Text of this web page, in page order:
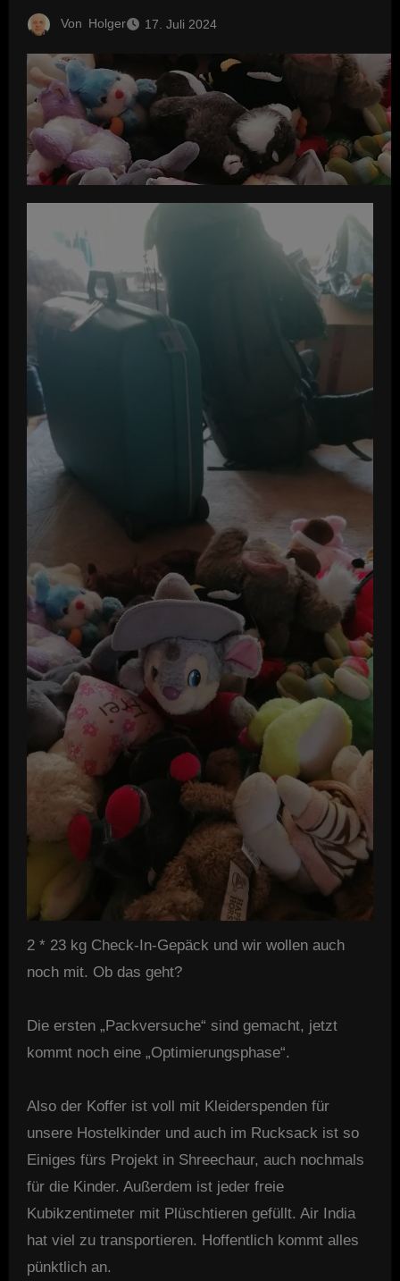
Von Holger 17. Juli 2024
2 * 23 kg Check-In-Gepäck und wir wollen auch
noch mit. Ob das geht?
Die ersten „Packversuche“ sind gemacht, jetzt
kommt noch eine „Optimierungsphase“.
Also der Koffer ist voll mit Kleiderspenden für
unsere Hostelkinder und auch im Rucksack ist so
Einiges fürs Projekt in Shreechaur, auch nochmals
für die Kinder. Außerdem ist jeder freie
Kubikzentimeter mit Plüschtieren gefüllt. Air India
hat viel zu transportieren. Hoffentlich kommt alles
pünktlich an.